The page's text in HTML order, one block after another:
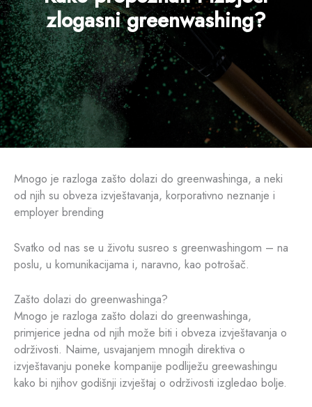
zlogasni greenwashing?
Mnogo je razloga zašto dolazi do greenwashinga, a neki
od njih su obveza izvještavanja, korporativno neznanje i
employer brending
Svatko od nas se u životu susreo s greenwashingom – na
poslu, u komunikacijama i, naravno, kao potrošač.
Zašto dolazi do greenwashinga?
Mnogo je razloga zašto dolazi do greenwashinga,
primjerice jedna od njih može biti i obveza izvještavanja o
održivosti. Naime, usvajanjem mnogih direktiva o
izvještavanju poneke kompanije podliježu greewashingu
kako bi njihov godišnji izvještaj o održivosti izgledao bolje.